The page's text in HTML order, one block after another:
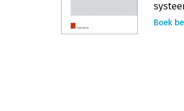
Boek